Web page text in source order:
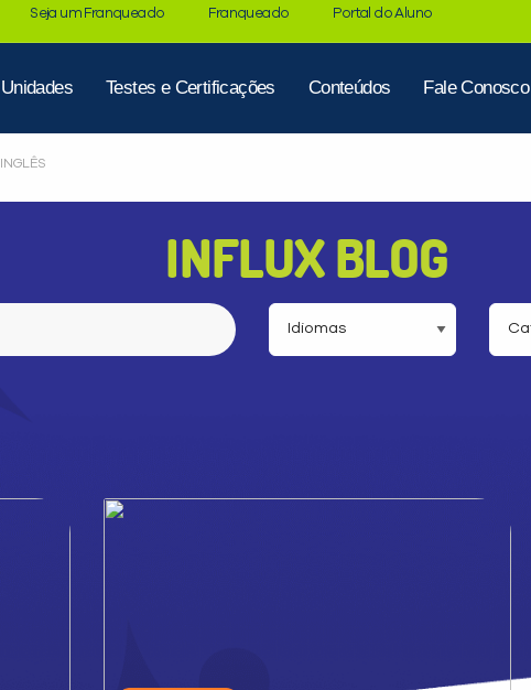
Seja um Franqueado Franqueado Portal do Aluno
Unidades Testes e Certificações Conteúdos Fale Conosco
INGLÊS
INFLUX BLOG